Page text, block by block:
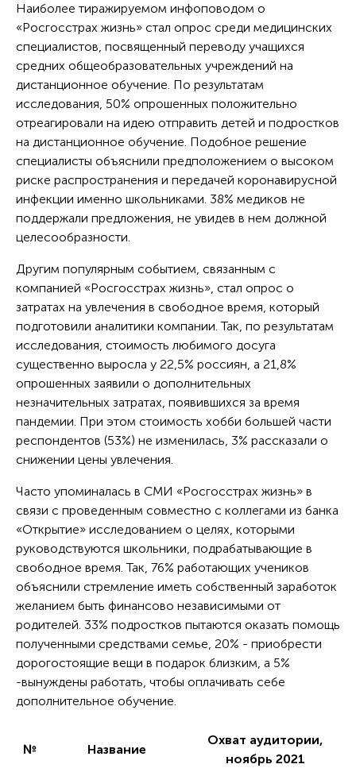
Наиболее тиражируемом инфоповодом о
«Росгосстрах жизнь» стал опрос среди медицинских
специалистов, посвященный переводу учащихся
средних общеобразовательных учреждений на
дистанционное обучение. По результатам
исследования, 50% опрошенных положительно
отреагировали на идею отправить детей и подростков
на дистанционное обучение. Подобное решение
специалисты объяснили предположением о высоком
риске распространения и передачей коронавирусной
инфекции именно школьниками. 38% медиков не
поддержали предложения, не увидев в нем должной
целесообразности.
Другим популярным событием, связанным с
компанией «Росгосстрах жизнь», стал опрос о
затратах на увлечения в свободное время, который
подготовили аналитики компании. Так, по результатам
исследования, стоимость любимого досуга
существенно выросла у 22,5% россиян, а 21,8%
опрошенных заявили о дополнительных
незначительных затратах, появившихся за время
пандемии. При этом стоимость хобби большей части
респондентов (53%) не изменилась, 3% рассказали о
снижении цены увлечения.
Часто упоминалась в СМИ «Росгосстрах жизнь» в
связи с проведенным совместно с коллегами из банка
«Открытие» исследованием о целях, которыми
руководствуются школьники, подрабатывающие в
свободное время. Так, 76% работающих учеников
объяснили стремление иметь собственный заработок
желанием быть финансово независимыми от
родителей. 33% подростков пытаются оказать помощь
полученными средствами семье, 20% - приобрести
дорогостоящие вещи в подарок близким, а 5%
-вынуждены работать, чтобы оплачивать себе
дополнительное обучение.
№ Название
Охват аудитории,
ноябрь 2021